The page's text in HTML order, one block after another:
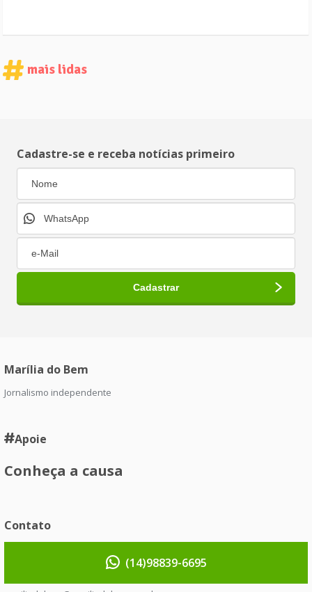
mais lidas
Cadastre-se e receba notícias primeiro
Marília do Bem
Jornalismo independente
Apoie
Conheça a causa
Contato
(14)98839-6695